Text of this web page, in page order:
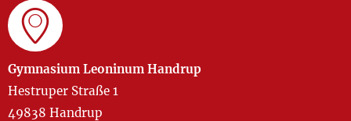
Gymnasium Leoninum Handrup
Hestruper Straße 1
49838 Handrup